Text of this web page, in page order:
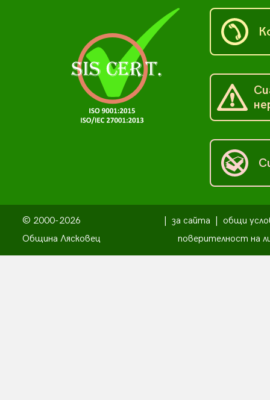
© 2000-2026
Община Лясковец
за сайта
общи
поверителност на